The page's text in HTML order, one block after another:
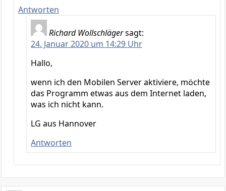
Antworten
Richard Wollschlägersagt:
24. Januar 2020 um 14:29 Uhr
Hallo,
wenn ich den Mobilen Server aktiviere, möchte
das Programm etwas aus dem Internet laden,
was ich nicht kann.
LG aus Hannover
Antworten